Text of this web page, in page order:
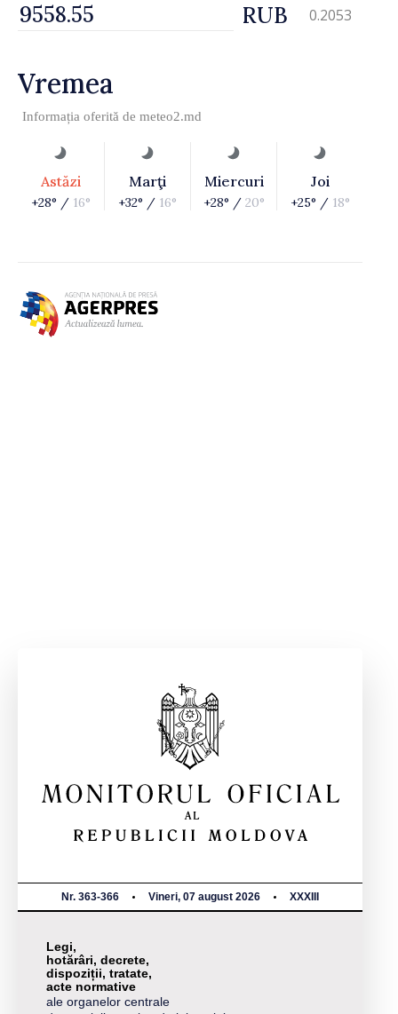
RUB 0.2053
Vremea
Informația oferită de meteo2.md
Astăzi
+28° / 16°
Marţi
+32° / 16°
Miercuri
+28° / 20°
Joi
+25° / 18°
Nr. 363-366 Vineri, 07 august 2026 XXXIII
Legi,
hotărâri, decrete,
dispoziții, tratate,
acte normative
ale organelor centrale